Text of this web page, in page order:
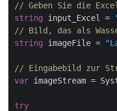
// Geben Sie die
string input_Excel =
// Bild, das als
string imageFile =
// Eingabebild zur
var imageStream =
try